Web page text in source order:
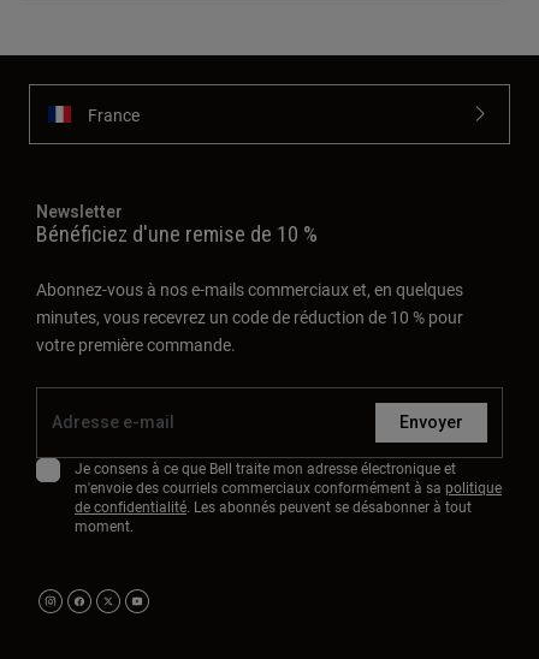
France
Newsletter
Bénéficiez d'une remise de 10 %
Abonnez-vous à nos e-mails commerciaux et, en quelques
minutes, vous recevrez un code de réduction de 10 % pour
votre première commande.
Envoyer
Je consens à ce que Bell traite mon adresse électronique et
m'envoie des courriels commerciaux conformément à sa politique
de confidentialité. Les abonnés peuvent se désabonner à tout
moment.